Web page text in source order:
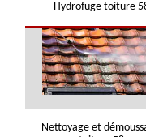
Hydrofuge toiture
Nettoyage et